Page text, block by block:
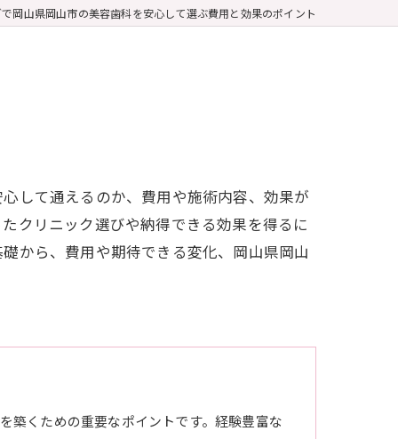
岡山県岡山市の美容歯科を安心して選ぶ費用と効果のポイント
して通えるのか、費用や施術内容、効果が
クリニック選びや納得できる効果を得るに
から、費用や期待できる変化、岡山県岡山
築くための重要なポイントです。経験豊富な